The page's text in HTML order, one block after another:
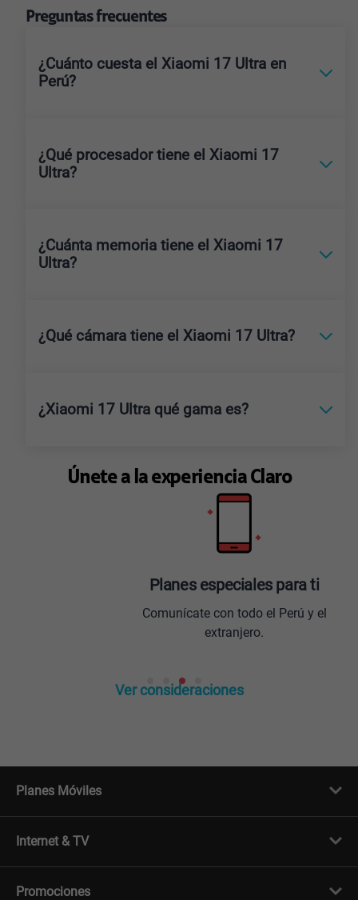
Preguntas frecuentes
¿Cuánto cuesta el Xiaomi 17 Ultra en
Perú?
¿Qué procesador tiene el Xiaomi 17
Ultra?
¿Cuánta memoria tiene el Xiaomi 17
Ultra?
¿Qué cámara tiene el Xiaomi 17 Ultra?
¿Xiaomi 17 Ultra qué gama es?
Únete a la experiencia Claro
Planes especiales para ti
Comunícate con todo el Perú y el
extranjero.
Ver consideraciones
Planes Móviles
Línea Nueva
Línea Adicional
Migración
Internet & TV
Internet + TV
Promociones